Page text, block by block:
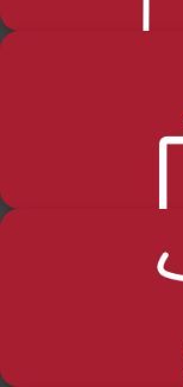
מידע כללי
דף הבית
הסיפור שלנו